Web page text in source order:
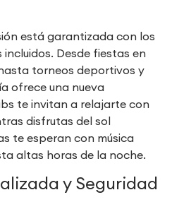
está garantizada con los
Desde fiestas en
torneos deportivos y
ofrece una nueva
te invitan a relajarte con
disfrutas del sol
te esperan con música
altas horas de la noche.
y Seguridad